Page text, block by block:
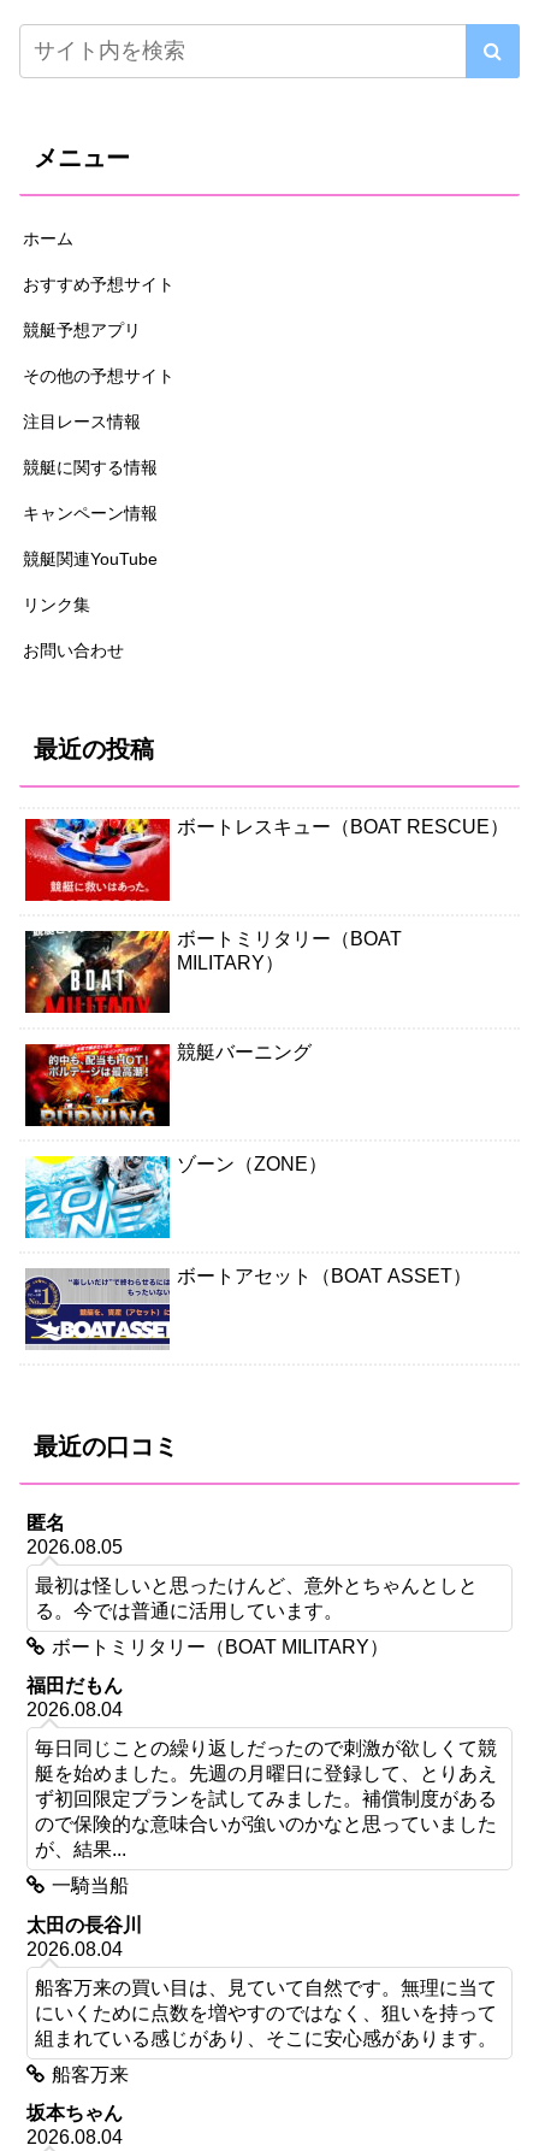
メニュー
ホーム
おすすめ予想サイト
競艇予想アプリ
その他の予想サイト
注目レース情報
競艇に関する情報
キャンペーン情報
競艇関連YouTube
リンク集
お問い合わせ
最近の投稿
ボートレスキュー（BOAT RESCUE）
ボートミリタリー（BOAT
MILITARY）
競艇バーニング
ゾーン（ZONE）
ボートアセット（BOAT ASSET）
最近の口コミ
匿名
2026.08.05
最初は怪しいと思ったけんど、意外とちゃんとしと
る。今では普通に活用しています。
ボートミリタリー（BOAT MILITARY）
福田だもん
2026.08.04
毎日同じことの繰り返しだったので刺激が欲しくて競
艇を始めました。先週の月曜日に登録して、とりあえ
ず初回限定プランを試してみました。補償制度がある
ので保険的な意味合いが強いのかなと思っていました
が、結果...
一騎当船
太田の長谷川
2026.08.04
船客万来の買い目は、見ていて自然です。無理に当て
にいくために点数を増やすのではなく、狙いを持って
組まれている感じがあり、そこに安心感があります。
船客万来
坂本ちゃん
2026.08.04